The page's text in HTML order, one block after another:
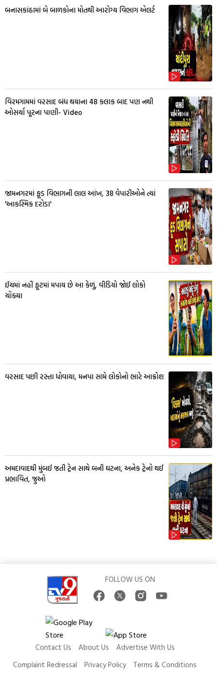
બનાસકાંઠામાં બે બાળકોના મોતથી આરોગ્ય વિભાગ એલર્ટ
વિરમગામમાં વરસાદ બંધ થયાના 48 કલાક બાદ પણ નથી
ઓસર્યા પૂરના પાણી- Video
જામનગરમાં ફૂડ વિભાગની લાલ આંખ, 38 વેપારીઓને ત્યાં
'આકસ્મિક દરોડા'
ઈંચમાં નહીં ફૂટમાં મપાય છે આ કેળું, વીડિયો જોઈ લોકો
ચોંક્યા
વરસાદ પછી રસ્તા ધોવાયા, મનપા સામે લોકોનો ભારે આક્રોશ
અમદાવાદથી મુંબઈ જતી ટ્રેન સાથે બની ઘટના, અનેક ટ્રેનો થઈ
પ્રભાવિત, જુઓ
FOLLOW US ON
Contact Us About Us
Advertise With Us
Complaint Redressal
Privacy Policy Terms & Conditions